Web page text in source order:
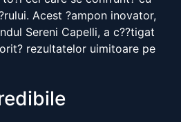
Acest ?ampon inovator,
Sereni Capelli, a c??tigat
rezultatelor uimitoare pe